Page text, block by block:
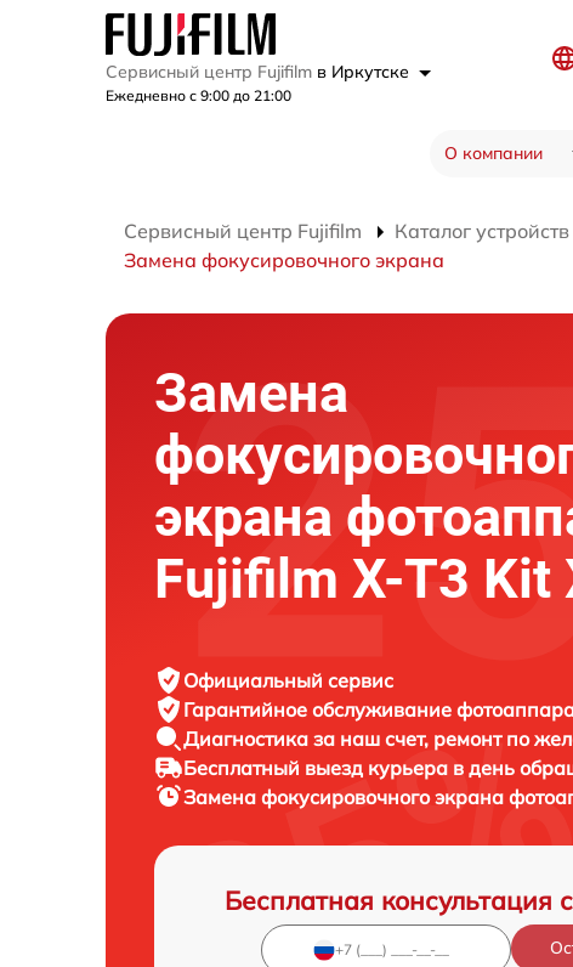
Сервисный центр Fujifilm в Иркутске
Ежедневно с 9:00 до 21:00
О компании
Сервисный центр Fujifilm Каталог устройств
Замена фокусировочного экрана
Замена
экрана
Fujifilm X-T3 Kit
Официальный сервис
Гарантийное обслуживание
Диагностика за наш счет, ремонт по
Бесплатный выезд курьера в день
Замена фокусировочного экрана
Бесплатная консультация